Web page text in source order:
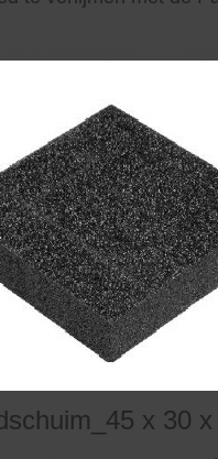
x 30